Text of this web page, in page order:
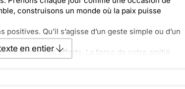
construisons un monde où la paix puisse
Qu’il s’agisse d’un geste simple ou d’un
dans nos efforts. La force de notre amitié
en entier